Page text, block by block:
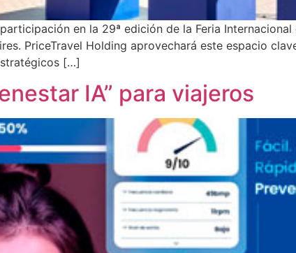
en la 29ª edición de la Feria Internacional
PriceTravel Holding aprovechará este espacio
[…]
IA” para viajeros